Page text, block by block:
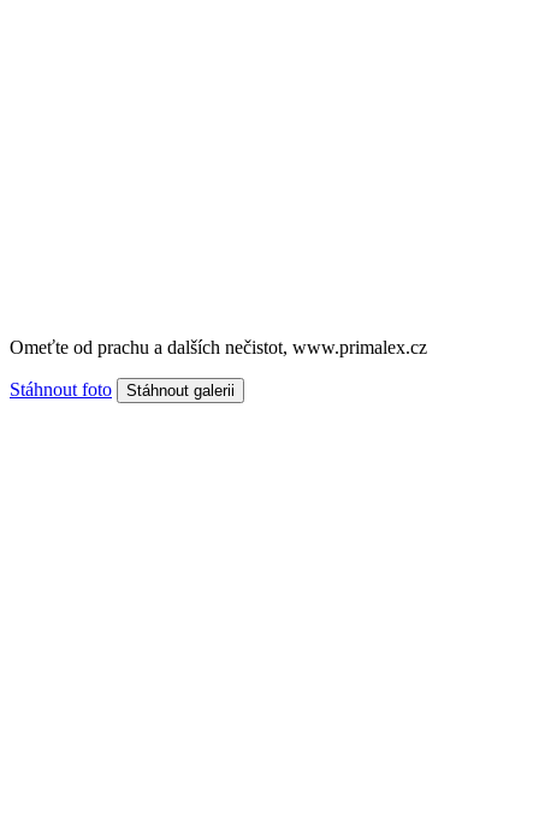
Omeťte od prachu a dalších nečistot, www.primalex.cz
Stáhnout foto